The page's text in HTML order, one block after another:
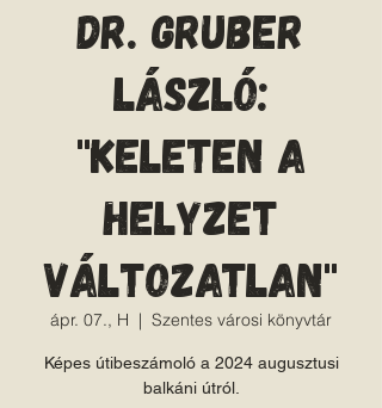
Dr. Gruber
László:
"Keleten a
helyzet
változatlan"
ápr. 07., H
  |
Szentes városi könyvtár
Képes útibeszámoló a 2024 augusztusi
balkáni útról.